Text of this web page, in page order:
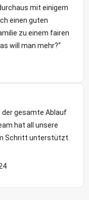
mit einigem
einen guten
zu einem fairen
will man mehr?“
der gesamte Ablauf
hat all unsere
Schritt unterstützt.